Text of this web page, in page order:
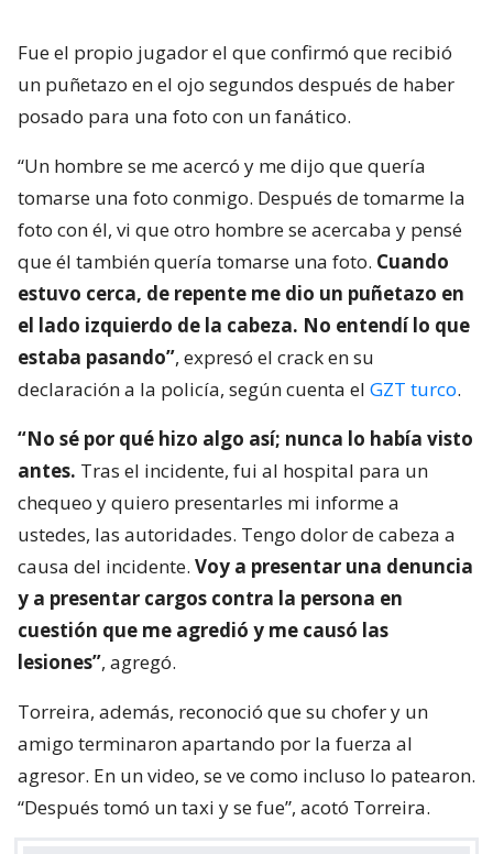
Fue el propio jugador el que confirmó que recibió
un puñetazo en el ojo segundos después de haber
posado para una foto con un fanático.
“Un hombre se me acercó y me dijo que quería
tomarse una foto conmigo. Después de tomarme la
foto con él, vi que otro hombre se acercaba y pensé
que él también quería tomarse una foto. Cuando
estuvo cerca, de repente me dio un puñetazo en
el lado izquierdo de la cabeza. No entendí lo que
estaba pasando”, expresó el crack en su
declaración a la policía, según cuenta el GZT turco.
“No sé por qué hizo algo así; nunca lo había visto
antes. Tras el incidente, fui al hospital para un
chequeo y quiero presentarles mi informe a
ustedes, las autoridades. Tengo dolor de cabeza a
causa del incidente. Voy a presentar una denuncia
y a presentar cargos contra la persona en
cuestión que me agredió y me causó las
lesiones”, agregó.
Torreira, además, reconoció que su chofer y un
amigo terminaron apartando por la fuerza al
agresor. En un video, se ve como incluso lo patearon.
“Después tomó un taxi y se fue”, acotó Torreira.